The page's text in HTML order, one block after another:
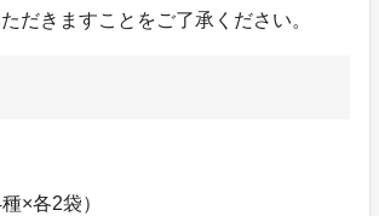
だきますことをご了承ください。
×各2袋）